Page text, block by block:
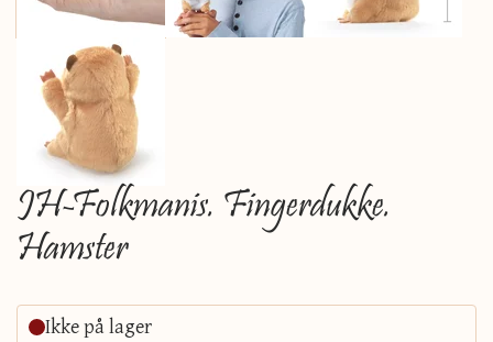
JH-Folkmanis. Fingerdukke.
Hamster
Ikke på lager